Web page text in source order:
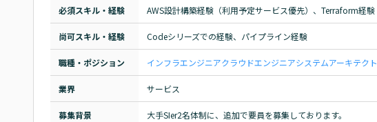
必須スキル・経験 AWS設計構築経験（利用予定サービス優先）、Terraform経験
尚可スキル・経験 Codeシリーズでの経験、パイプライン経験
職種・ポジション インフラエンジニアクラウドエンジニアシステムアーキテクト
業界 サービス
募集背景 大手SIer2名体制に、追加で要員を募集しております。